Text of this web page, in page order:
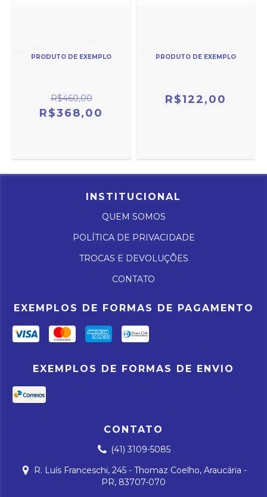
PRODUTO DE EXEMPLO
R$460,00
R$368,00
PRODUTO DE EXEMPLO
R$122,00
INSTITUCIONAL
QUEM SOMOS
POLÍTICA DE PRIVACIDADE
TROCAS E DEVOLUÇÕES
CONTATO
EXEMPLOS DE FORMAS DE PAGAMENTO
EXEMPLOS DE FORMAS DE ENVIO
CONTATO
(41) 3109-5085
R. Luís Franceschi, 245 - Thomaz Coelho, Araucária -
PR, 83707-070